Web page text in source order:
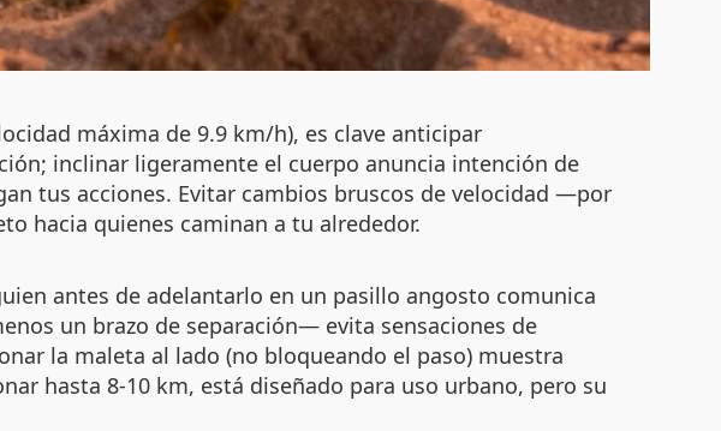
máxima de 9.9 km/h), es clave anticipar
inclinar ligeramente el cuerpo anuncia intención de
tus acciones. Evitar cambios bruscos de velocidad —por
hacia quienes caminan a tu alrededor.
antes de adelantarlo en un pasillo angosto comunica
un brazo de separación— evita sensaciones de
la maleta al lado (no bloqueando el paso) muestra
hasta 8-10 km, está diseñado para uso urbano, pero su